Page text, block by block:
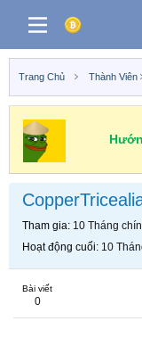
Trang Chủ Thành Viên
Tham gia 10 Tháng
Hoạt động cuối 10
Bài viết
0